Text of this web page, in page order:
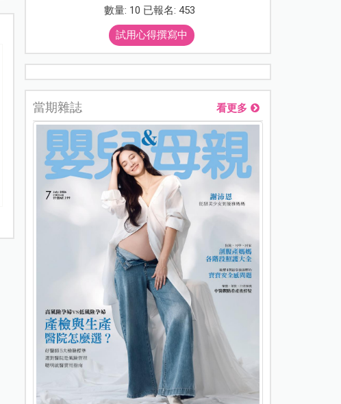
數量: 10 已報名: 453
試用心得撰寫中
當期雜誌 看更多